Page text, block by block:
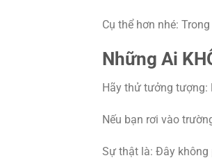
Cụ thể hơn nhé:
Những Ai
Hãy thử tưởng tượng:
Nếu bạn rơi vào
Sự thật là: Đây không